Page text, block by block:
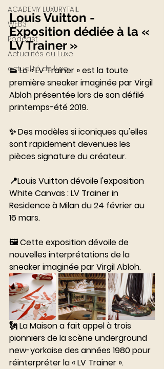
ACADEMY LUXURYTAIL
WEB3
Podcast
Actualités du Luxe
actualité du luxe
Louis Vuitton -
Exposition dédiée à la «
LV Trainer »
⠀⠀⠀⠀⠀⠀⠀⠀⠀
👟 La « LV Trainer » est la toute
première sneaker imaginée par Virgil
Abloh présentée lors de son défilé
printemps-été 2019.
✨ Des modèles si iconiques qu'elles
sont rapidement devenues les
pièces signature du créateur.
📍Louis Vuitton dévoile l'exposition
White Canvas : LV Trainer in
Residence à Milan du 24 février au
16 mars.
🖼 Cette exposition dévoile de
nouvelles interprétations de la
sneaker imaginée par Virgil Abloh.
🗽 La Maison a fait appel à trois
pionniers de la scène underground
new-yorkaise des années 1980 pour
réinterpréter la « LV Trainer ».